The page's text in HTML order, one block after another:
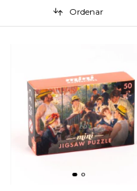
Ordenar